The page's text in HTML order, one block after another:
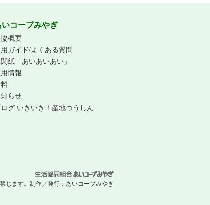
コープみやぎ
概要
ガイド/よくある質問
紙「あいあいあい」
情報
らせ
グ いきいき！産地つうしん
じます。 制作／発行： あいコープみやぎ